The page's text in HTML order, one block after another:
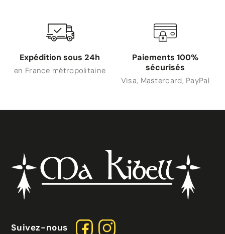
Expédition sous 24h
en France métropolitaine
Paiements 100%
sécurisés
Visa, Mastercard, PayPal
Suivez-nous